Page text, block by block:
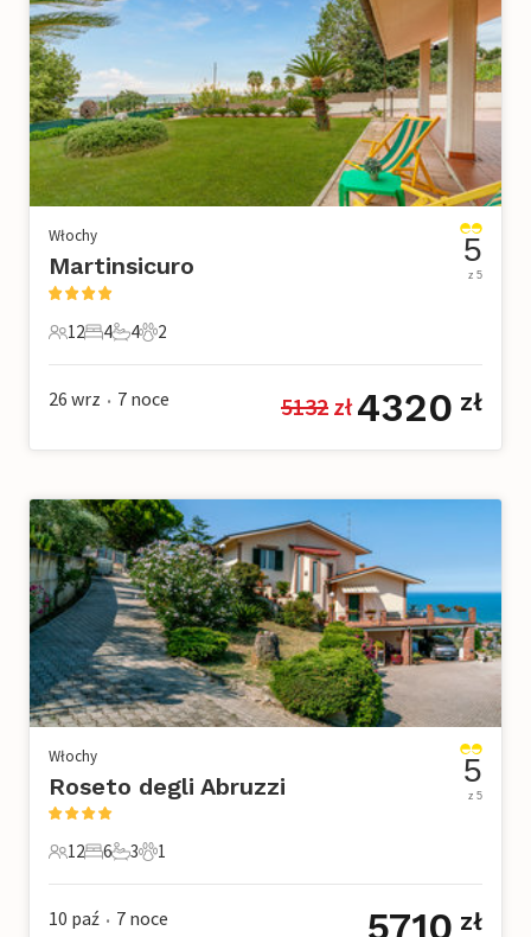
Włochy
Martinsicuro
12 Goście
12
4 Sypialnie
4
4 Łazienki
4
2 Zwierzęta domowe
2
5
z 5
26 wrz • 7 noce 5132 zł 4320 zł
Włochy
Roseto degli Abruzzi
12 Goście
12
6 Sypialnie
6
3 Łazienki
3
1 Zwierzę domowe
1
5
z 5
10 paź • 7 noce 5710 zł